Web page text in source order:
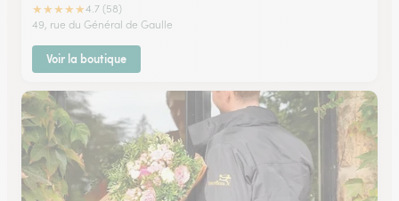
★★★★★4.7 (58)
49, rue du Général de Gaulle
Voir la boutique